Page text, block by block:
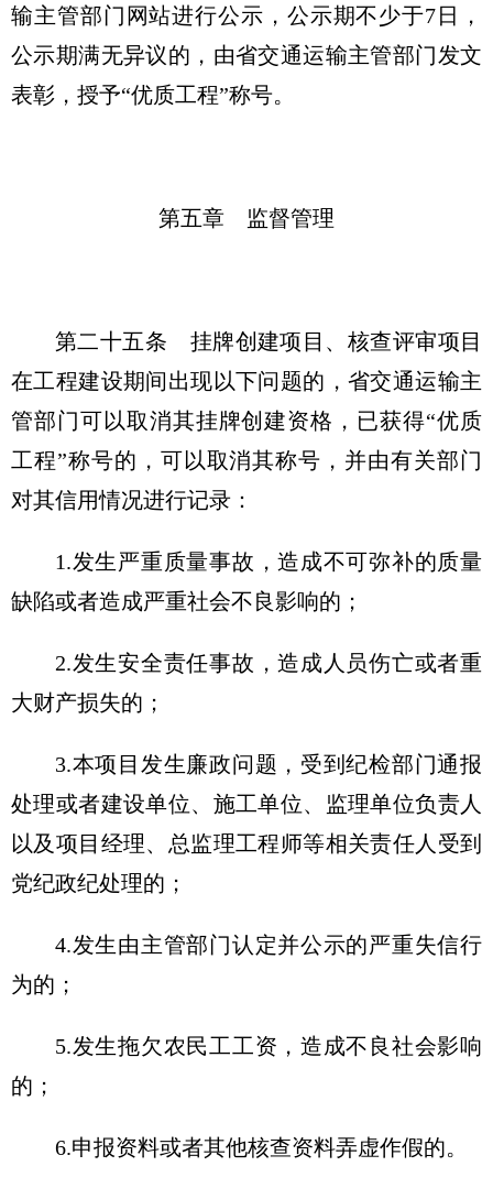
输主管部门网站进行公示，公示期不少于7日，
公示期满无异议的，由省交通运输主管部门发文
表彰，授予“优质工程”称号。
第五章 监督管理
第二十五条 挂牌创建项目、核查评审项目
在工程建设期间出现以下问题的，省交通运输主
管部门可以取消其挂牌创建资格，已获得“优质
工程”称号的，可以取消其称号，并由有关部门
对其信用情况进行记录：
1.发生严重质量事故，造成不可弥补的质量
缺陷或者造成严重社会不良影响的；
2.发生安全责任事故，造成人员伤亡或者重
大财产损失的；
3.本项目发生廉政问题，受到纪检部门通报
处理或者建设单位、施工单位、监理单位负责人
以及项目经理、总监理工程师等相关责任人受到
党纪政纪处理的；
4.发生由主管部门认定并公示的严重失信行
为的；
5.发生拖欠农民工工资，造成不良社会影响
的；
6.申报资料或者其他核查资料弄虚作假的。